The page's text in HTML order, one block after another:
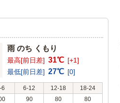
雨 のち くもり
最高[前日差] 31℃ [+1]
最低[前日差] 27℃ [0]
6 6-12 12-18
18-24
90 80 80